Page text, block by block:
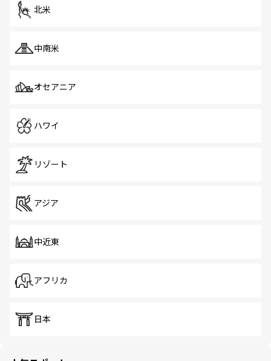
北米
中南米
オセアニア
ハワイ
リゾート
アジア
中近東
アフリカ
日本